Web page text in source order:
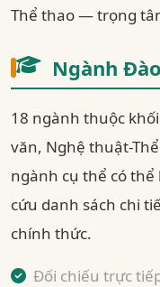
Thể thao — trọng
Ngành
18 ngành thuộc
văn, Nghệ thuật-
ngành cụ thể có thể
cứu danh sách chi
chính thức.
Đối chiếu trực